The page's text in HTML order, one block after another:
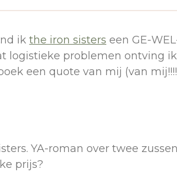
ik the iron sisters een GE-
logistieke problemen ontving
een quote van mij (van
YA-roman over twee
prijs?